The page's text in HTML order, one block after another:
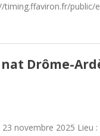
timing.ffaviron.fr/
Drôme-
novembre 2025 Lieu